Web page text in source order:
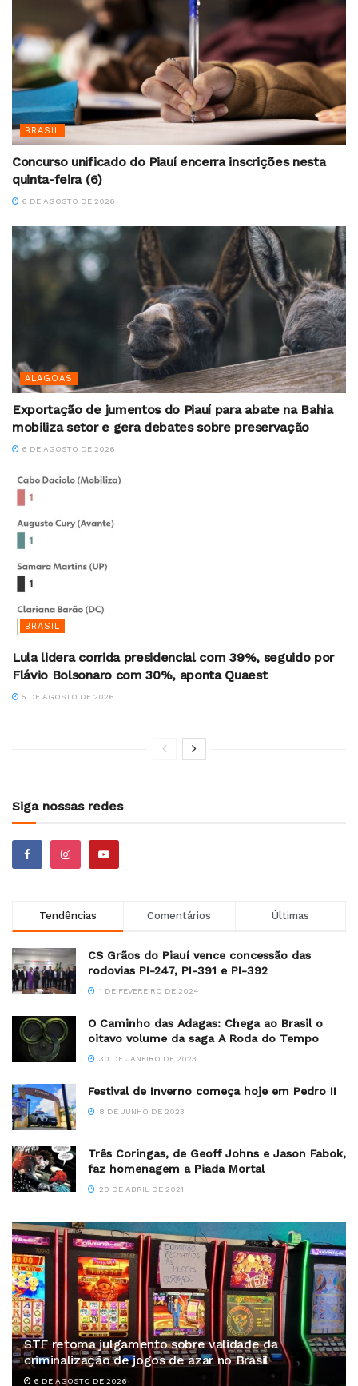
BRASIL
Concurso unificado do Piauí encerra inscrições nesta
quinta-feira (6)
6 DE AGOSTO DE 2026
ALAGOAS
Exportação de jumentos do Piauí para abate na Bahia
mobiliza setor e gera debates sobre preservação
6 DE AGOSTO DE 2026
BRASIL
Lula lidera corrida presidencial com 39%, seguido por
Flávio Bolsonaro com 30%, aponta Quaest
5 DE AGOSTO DE 2026
Siga nossas redes
Tendências Comentários Últimas
CS Grãos do Piauí vence concessão das
rodovias PI-247, PI-391 e PI-392
1 DE FEVEREIRO DE 2024
O Caminho das Adagas: Chega ao Brasil o
oitavo volume da saga A Roda do Tempo
30 DE JANEIRO DE 2023
Festival de Inverno começa hoje em Pedro II
8 DE JUNHO DE 2023
Três Coringas, de Geoff Johns e Jason Fabok,
faz homenagem a Piada Mortal
20 DE ABRIL DE 2021
STF retoma julgamento sobre validade da
criminalização de jogos de azar no Brasil
6 DE AGOSTO DE 2026